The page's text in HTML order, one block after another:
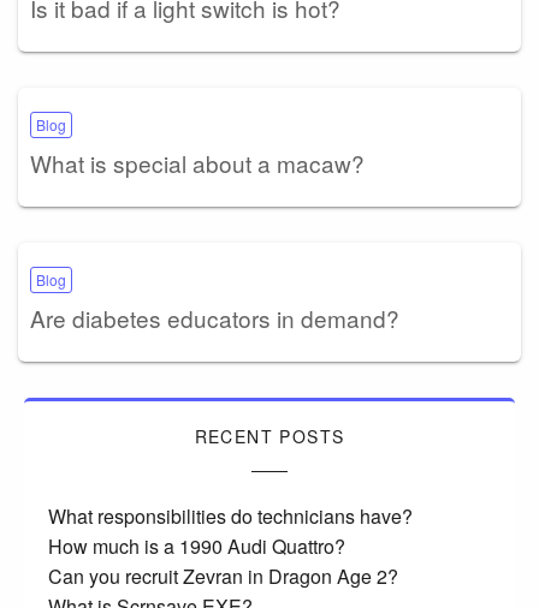
Is it bad if a light switch is hot?
Blog
What is special about a macaw?
Blog
Are diabetes educators in demand?
RECENT POSTS
What responsibilities do technicians have?
How much is a 1990 Audi Quattro?
Can you recruit Zevran in Dragon Age 2?